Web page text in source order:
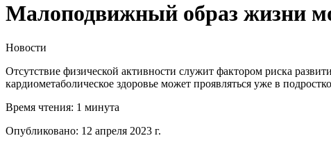
Малоподвижный образ жизни
Новости
Отсутствие физической активности служит фактором риска
кардиометаболическое здоровье может проявляться уже в
Время чтения: 1 минута
Опубликовано: 12 апреля 2023 г.